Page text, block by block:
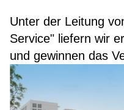
Unter der Leitung
Service" liefern wir
und gewinnen das